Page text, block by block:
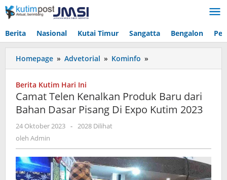
Lewati
ke
Berita Nasional Kutai Timur Sangatta Bengalon
Homepage » Advetorial » Kominfo »
Telen
Baru
dari
Expo
Kutim
Berita Kutim Hari Ini
Camat Telen Kenalkan Produk Baru dari
Bahan Dasar Pisang Di Expo Kutim 2023
24 Oktober 2023 oleh
- 2028 Dilihat
oleh Admin